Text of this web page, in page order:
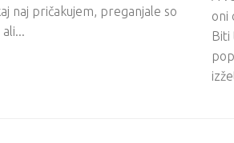
naj pričakujem, preganjale so
oni
Biti